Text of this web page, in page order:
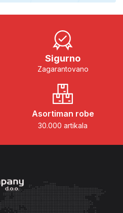
Sigurno
Zagarantovano
Asortiman robe
30.000 artikala